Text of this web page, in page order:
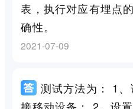
表，执行对应有埋点
确性。
2021-07-09
测试方法为： 1
接移动设备； 2、设